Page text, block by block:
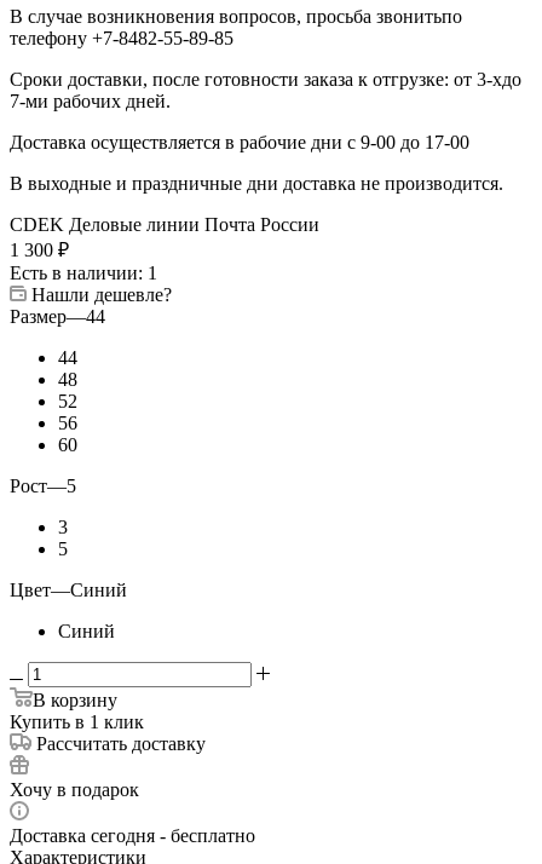
В случае возникновения вопросов, просьба звонитьпо
телефону +7-8482-55-89-85
Сроки доставки, после готовности заказа к отгрузке: от 3-хдо
7-ми рабочих дней.
Доставка осуществляется в рабочие дни с 9-00 до 17-00
В выходные и праздничные дни доставка не производится.
CDEK Деловые линии Почта России
1 300 ₽
Есть в наличии: 1
Нашли дешевле?
Размер—44
44
48
52
56
60
Рост—5
3
5
Цвет—Синий
Синий
В корзину
Купить в 1 клик
Рассчитать доставку
Хочу в подарок
Доставка сегодня - бесплатно
Характеристики